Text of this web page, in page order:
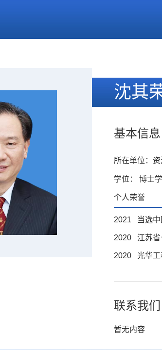
沈其
基本信息
所在单位：
学位： 博士
个人荣誉
2021 当选中
2020 江苏省
2020 光华工
联系我们
暂无内容